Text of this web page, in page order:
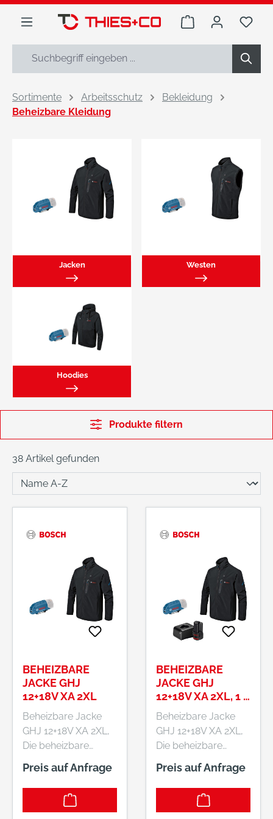
springen
Warenkorb Du
Sortimente Arbeitsschutz
Bekleidung
Beheizbare Kleidung
Jacken Westen
Hoodies
Produkte filtern
38 Artikel gefunden
BEHEIZBARE
JACKE GHJ
12+18V XA 2XL
Beheizbare Jacke
GHJ 12+18V XA 2XL,
Die beheizbare
Jacke GHJ 12+18V XA
ist das perfekte
Kleidungsstück von
Bosch, um jene, die
Preis auf Anfrage
BEHEIZBARE
JACKE GHJ
12+18V XA 2XL, 1 X
AKKU GBA 12V
2.0AH,
LADEGERÄT
Beheizbare Jacke
GHJ 12+18V XA 2XL,
Die beheizbare
Jacke GHJ 12+18V XA
ist das perfekte
Kleidungsstück von
Bosch, um jene, die
Preis auf Anfrage